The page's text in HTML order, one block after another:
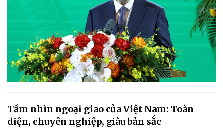
Tầm nhìn ngoại giao của Việt Nam: Toàn
diện, chuyên nghiệp, giàu bản sắc